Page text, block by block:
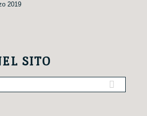
2019
SITO